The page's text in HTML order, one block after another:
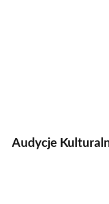
Audycje